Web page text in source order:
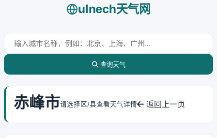
ulnech天气网
查询天气
赤峰市请选择区/县查看天气详情 返回上一页